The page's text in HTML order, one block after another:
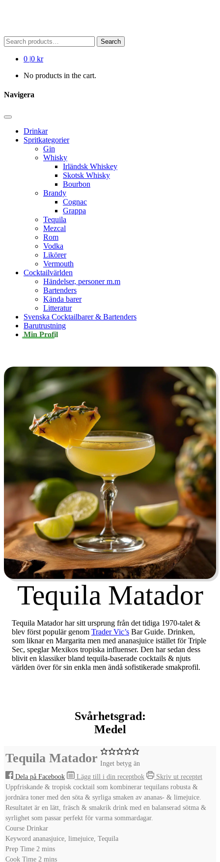
Search
for:
Search
0 |0 kr
No products in the cart.
Navigera
Drinkar
Spritkategorier
Gin
Whisky
Irländsk Whiskey
Skotsk Whisky
Bourbon
Brandy
Cognac
Grappa
Tequila
Mezcal
Rom
Vodka
Likörer
Vermouth
Cocktailvärlden
Händelser, personer m.m
Bartenders
Kända barer
Litteratur
Svenska Cocktailbarer & Bartenders
Barutrustning
Min Profil
Tequila Matador
Tequila Matador har sitt ursprung från det tidiga 1970-talet &
blev först populär genom Trader Vic’s Bar Guide. Drinken,
som liknar en Margarita men med ananasjuice istället för Triple
Sec, speglar Mexikos tropiska influenser. Den har sedan dess
blivit en klassiker bland tequila-baserade cocktails & njuts
världen över för sin enkla men ändå sofistikerade smakprofil.
Svårhetsgrad:
Medel
Tequila Matador Inget betyg än
Dela på Facebook
Lägg till i din receptbok
Skriv ut receptet
Uppfriskande & tropisk cocktail som kombinerar tequilans robusta &
jordnära toner med den söta & syrliga smaken av ananas- & limejuice.
Resultatet är en lätt, fräsch & smakrik drink med en balanserad sötma &
syrlighet som passar perfekt för varma sommardagar.
Course Drinkar
Keyword ananasjuice, limejuice, Tequila
Prep Time 2 minutes
mins
Cook Time 2 minutes
mins